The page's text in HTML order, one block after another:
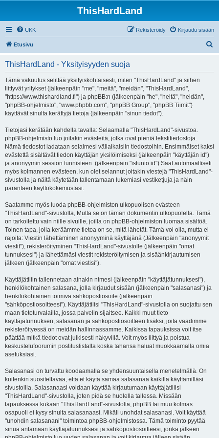
ThisHardLand
UKK Kirjaudu sisään
Rekisteröidy
Etusivu
ThisHardLand - Yksityisyyden suoja
Tämä vakuutus selittää yksityiskohtaisesti, miten "ThisHardLand" ja siihen
liittyvät yritykset (jälkeenpäin "me", "meitä", "meidän", "ThisHardLand",
"https://www.thishardland.fi") ja phpBB:n (jälkeenpäin "he", "heitä", "heidän",
"phpBB-ohjelmisto", "www.phpbb.com", "phpBB Group", "phpBB Tiimit")
käyttävät sinulta kerättyjä tietoja (jälkeenpäin "sinun tiedot").
Tietojasi kerätään kahdella tavalla: Selaamalla "ThisHardLand"-sivustoa.
phpBB-ohjelmisto luo joitakin evästeitä, jotka ovat pieniä tekstitiedostoja.
Nämä tiedostot ladataan selaimesi väliaikaisiin tiedostoihin. Ensimmäiset kaksi
evästettä sisältävät tiedon käyttäjän yksilöimiseksi (jälkeenpäin "käyttäjän id")
ja anonyymin session tunnisteen. (jälkeenpäin "istunto id") Saat automaattiseti
myös kolmannen evästeen, kun olet selannut joitakin viestejä "ThisHardLand"-
sivustolla ja näitä käytetään tallentamaan lukemiasi vestiketjuja ja näin
parantaen käyttökokemustasi.
Saatamme myös luoda phpBB-ohjelmiston ulkopuolisen evästeen
"ThisHardLand"-sivustolta, Mutta se on tämän dokumentin ulkopuolella. Tämä
on tarkoitettu vain niille sivuille, joilla on phpBB-ohjelmiston luomaa sisältöä.
Toinen tapa, jolla keräämme tietoa on se, mitä lähetät. Tämä voi olla, mutta ei
rajoita: Viestin lähettäminen anonyyminä käyttäjänä (Jälkeenpäin "anonyymit
viestit"), rekisteröityminen "ThisHardLand"-sivustolle (jälkeenpäin "omat
tunnuksesi") ja lähettämäsi viestit rekisteröitymisen ja sisäänkirjautumisen
jälkeen (jälkeenpäin "omat viestisi").
Käyttäjätiliin tallennetaan ainakin nimesi (jälkeenpäin "käyttäjätunnuksesi"),
henkilökohtainen salasana, jolla kirjaudut sisään (jälkeenpäin "salasanasi") ja
henkilökohtainen toimiva sähköpostiosoite (jälkeenpäin
"sähköpostiosoitteesi"). Käyttäjätilisi "ThisHardLand"-sivustolla on suojattu sen
maan tietoturvalailla, jossa palvelin sijaitsee. Kaikki muut tieto
käyttäjätunnuksen, salasanan ja sähköpostiosoitteen lisäksi, joita vaadimme
rekisteröityessä on meidän hallinnassamme. Kaikissa tapauksissa voit itse
päättää mitkä tiedot ovat julkisesti näkyvillä. Voit myös liittyä ja poistua
keskustelufoorumin postituslistalta koska tahansa haluat muokkaamalla omia
asetuksiasi.
Salasanasi on turvattu koodaamalla se yhdensuuntaisella menetelmällä. On
kuitenkin suositeltavaa, että et käytä samaa salasanaa kaikilla käyttämilläsi
sivustoilla. Salasanaasi voidaan käyttää kirjautumaan käyttäjätiliisi
"ThisHardLand"-sivustolla, joten pidä se huolella tallessa. Missään
tapauksessa kukaan "ThisHardLand"-sivustolta, phpBB tai muu kolmas
osapuoli ei kysy sinulta salasanaasi. Mikäli unohdat salasanasi. Voit käyttää
"unohdin salasanani" toimintoa phpBB-ohjelmistossa. Tämä toiminto pyytää
sinua antamaan käyttäjätunnuksesi ja sähköpostiosoitteesi, jonka jälkeen